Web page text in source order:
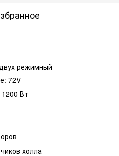
режимный
72V
Вт
холла